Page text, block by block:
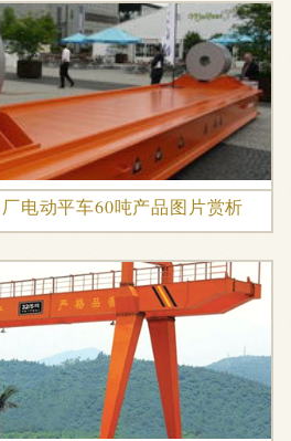
电动平车60吨产品图片赏析